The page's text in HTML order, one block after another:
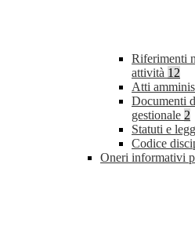
Riferimenti
attività 12
Atti
Documenti
gestionale 2
Statuti e
Codice
Oneri informativi